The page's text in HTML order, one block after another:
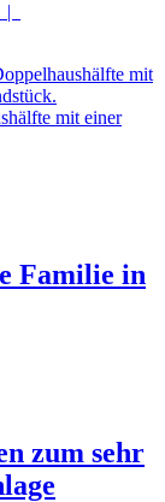
|
mit
mit einer
Familie in
zum sehr